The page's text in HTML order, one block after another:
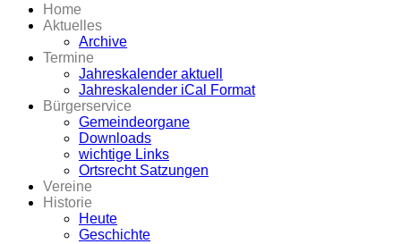
Home
Aktuelles
Archive
Termine
Jahreskalender aktuell
Jahreskalender iCal Format
Bürgerservice
Gemeindeorgane
Downloads
wichtige Links
Ortsrecht Satzungen
Vereine
Historie
Heute
Geschichte